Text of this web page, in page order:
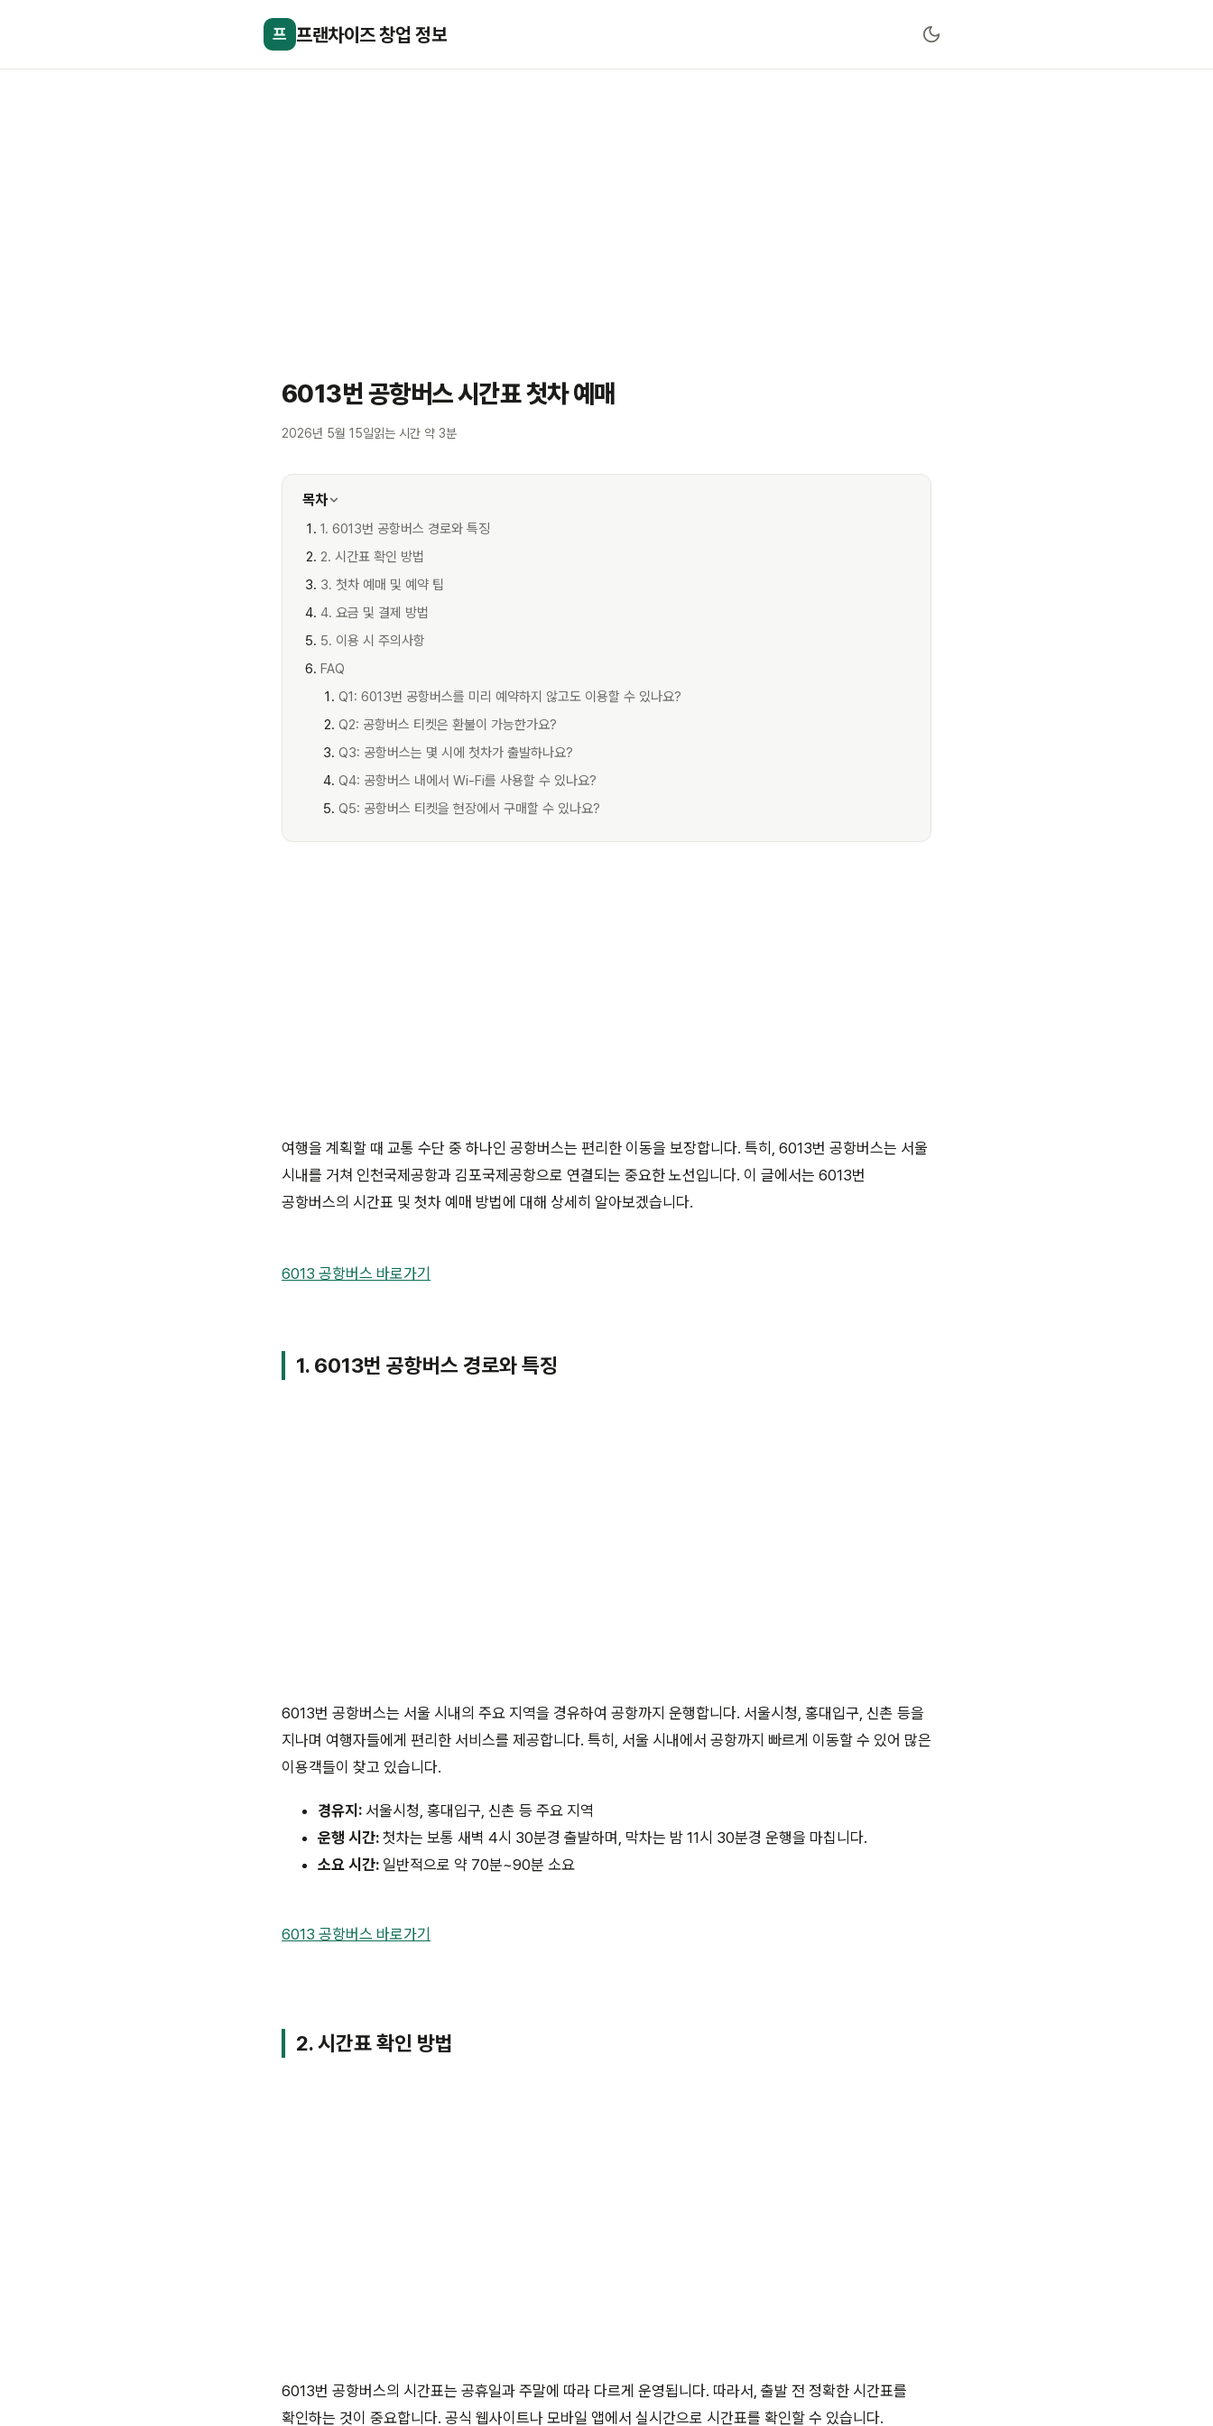
프 프랜차이즈 창업 정보
6013번 공항버스 시간표 첫차 예매
2026년 5월 15일읽는 시간 약 3분
목차
1. 6013번 공항버스 경로와 특징
2. 시간표 확인 방법
3. 첫차 예매 및 예약 팁
4. 요금 및 결제 방법
5. 이용 시 주의사항
FAQ
Q1: 6013번 공항버스를 미리 예약하지 않고도 이용할 수 있나요?
Q2: 공항버스 티켓은 환불이 가능한가요?
Q3: 공항버스는 몇 시에 첫차가 출발하나요?
Q4: 공항버스 내에서 Wi-Fi를 사용할 수 있나요?
Q5: 공항버스 티켓을 현장에서 구매할 수 있나요?
여행을 계획할 때 교통 수단 중 하나인 공항버스는 편리한 이동을 보장합니다. 특히, 6013번 공항버스는 서울
시내를 거쳐 인천국제공항과 김포국제공항으로 연결되는 중요한 노선입니다. 이 글에서는 6013번
공항버스의 시간표 및 첫차 예매 방법에 대해 상세히 알아보겠습니다.
6013 공항버스 바로가기
1. 6013번 공항버스 경로와 특징
6013번 공항버스는 서울 시내의 주요 지역을 경유하여 공항까지 운행합니다. 서울시청, 홍대입구, 신촌 등을
지나며 여행자들에게 편리한 서비스를 제공합니다. 특히, 서울 시내에서 공항까지 빠르게 이동할 수 있어 많은
이용객들이 찾고 있습니다.
경유지: 서울시청, 홍대입구, 신촌 등 주요 지역
운행 시간: 첫차는 보통 새벽 4시 30분경 출발하며, 막차는 밤 11시 30분경 운행을 마칩니다.
소요 시간: 일반적으로 약 70분~90분 소요
6013 공항버스 바로가기
2. 시간표 확인 방법
6013번 공항버스의 시간표는 공휴일과 주말에 따라 다르게 운영됩니다. 따라서, 출발 전 정확한 시간표를
확인하는 것이 중요합니다. 공식 웹사이트나 모바일 앱에서 실시간으로 시간표를 확인할 수 있습니다.